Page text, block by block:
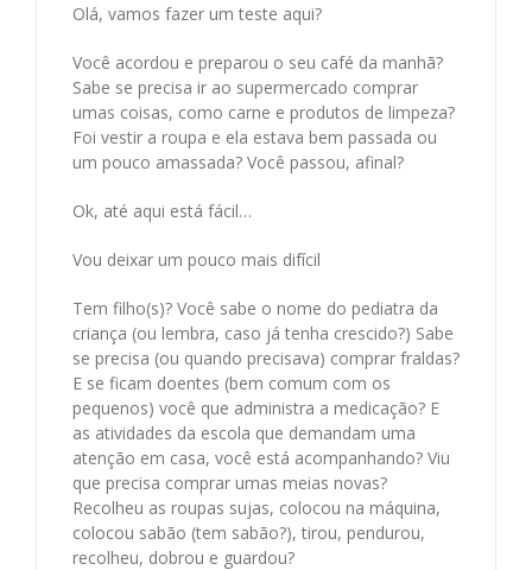
Olá, vamos fazer um teste aqui?
Você acordou e preparou o seu café da manhã?
Sabe se precisa ir ao supermercado comprar
umas coisas, como carne e produtos de limpeza?
Foi vestir a roupa e ela estava bem passada ou
um pouco amassada? Você passou, afinal?
Ok, até aqui está fácil…
Vou deixar um pouco mais difícil
Tem filho(s)? Você sabe o nome do pediatra da
criança (ou lembra, caso já tenha crescido?) Sabe
se precisa (ou quando precisava) comprar fraldas?
E se ficam doentes (bem comum com os
pequenos) você que administra a medicação? E
as atividades da escola que demandam uma
atenção em casa, você está acompanhando? Viu
que precisa comprar umas meias novas?
Recolheu as roupas sujas, colocou na máquina,
colocou sabão (tem sabão?), tirou, pendurou,
recolheu, dobrou e guardou?